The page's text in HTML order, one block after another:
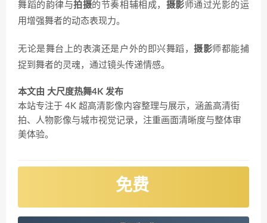
舞蹈的韵律与拍摄的节奏相辅相成， 摄影师通过光影的运
用增强舞者的动态表现力。
无论是舞台上的表演还是户外的即兴舞蹈，摄影师都能捕
捉到舞者的灵魂，通过镜头传递情感。
本文由 大尺度热舞4K 发布
本站专注于 4K 超高清影像内容整理与展示，涵盖高清街
拍、人物影像与城市视觉记录，注重画面清晰度与整体审
美体验。
免费